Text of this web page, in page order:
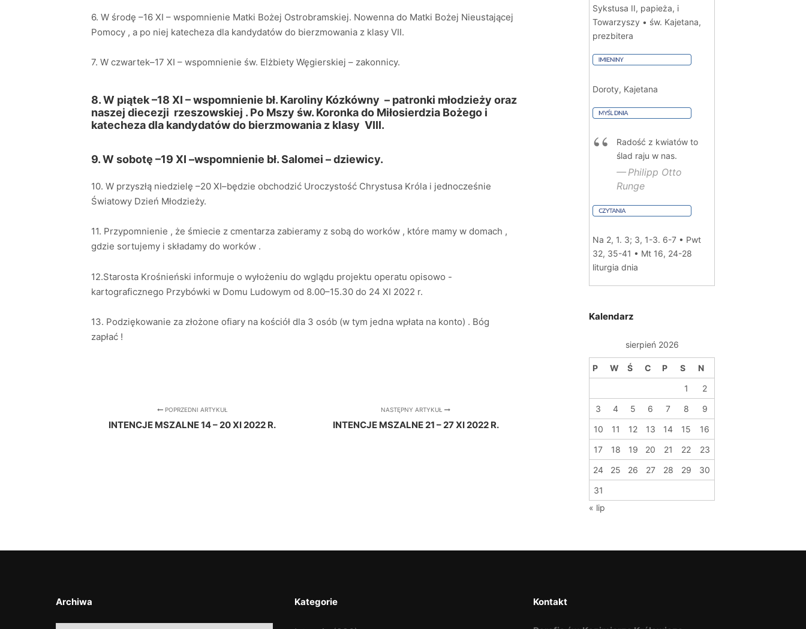
6. W środę –16 XI – wspomnienie Matki Bożej Ostrobramskiej. Nowenna do Matki Bożej Nieustającej
Pomocy , a po niej katecheza dla kandydatów do bierzmowania z klasy VII.
7. W czwartek–17 XI – wspomnienie św. Elżbiety Węgierskiej – zakonnicy.
8. W piątek –18 XI – wspomnienie bł. Karoliny Kózkówny – patronki młodzieży oraz
naszej diecezji rzeszowskiej . Po Mszy św. Koronka do Miłosierdzia Bożego i
katecheza dla kandydatów do bierzmowania z klasy VIII.
9. W sobotę –19 XI –wspomnienie bł. Salomei – dziewicy.
10. W przyszłą niedzielę –20 XI–będzie obchodzić Uroczystość Chrystusa Króla i jednocześnie
Światowy Dzień Młodzieży.
11. Przypomnienie , że śmiecie z cmentarza zabieramy z sobą do worków , które mamy w domach ,
gdzie sortujemy i składamy do worków .
12.Starosta Krośnieński informuje o wyłożeniu do wglądu projektu operatu opisowo -
kartograficznego Przybówki w Domu Ludowym od 8.00–15.30 do 24 XI 2022 r.
13. Podziękowanie za złożone ofiary na kościół dla 3 osób (w tym jedna wpłata na konto) . Bóg
zapłać !
POPRZEDNI ARTYKUŁ
INTENCJE MSZALNE 14 – 20 XI 2022 R.
NASTĘPNY ARTYKUŁ
INTENCJE MSZALNE 21 – 27 XI 2022 R.
Sykstusa II, papieża, i
Towarzyszy • św. Kajetana,
prezbitera
Doroty, Kajetana
Radość z kwiatów to
ślad raju w nas.
Philipp Otto
Runge
Na 2, 1. 3; 3, 1-3. 6-7 • Pwt
32, 35-41 • Mt 16, 24-28
liturgia dnia
Kalendarz
sierpień 2026
P W Ś C P S
N
1
2
3
4 5 6 7 8
9
10
11 12 13 14 15
16
17
18 19 20 21 22
23
24
25 26 27 28 29
30
31
« lip
Archiwa Kategorie Kontakt